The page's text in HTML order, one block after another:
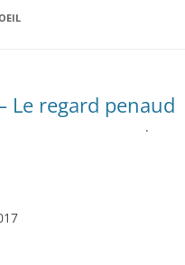
AMÉLIORATION DE L’HABITAT
Le regard penaud
.